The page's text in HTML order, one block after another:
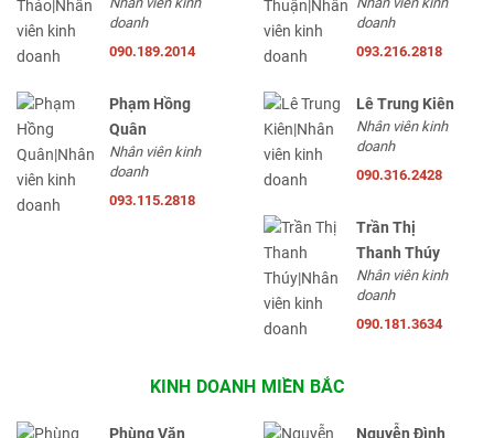
doanh
090.189.2014
doanh
093.216.2818
Phạm Hồng
Quân
Nhân viên kinh
doanh
093.115.2818
Lê Trung Kiên
Nhân viên kinh
doanh
090.316.2428
Trần Thị
Thanh Thúy
Nhân viên kinh
doanh
090.181.3634
KINH DOANH MIỀN BẮC
Phùng Văn
Nguyễn Đình